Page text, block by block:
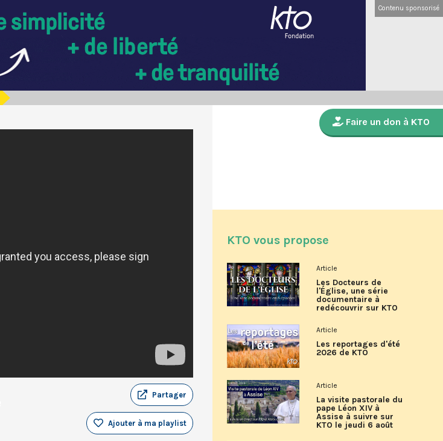
Contenu sponsorisé
Partager
Ajouter à ma playlist
Faire un don à KTO
KTO vous propose
Article
Les Docteurs de
l'Église, une série
documentaire à
redécouvrir sur KTO
Article
Les reportages d'été
2026 de KTO
Article
La visite pastorale du
pape Léon XIV à
Assise à suivre sur
KTO le jeudi 6 août